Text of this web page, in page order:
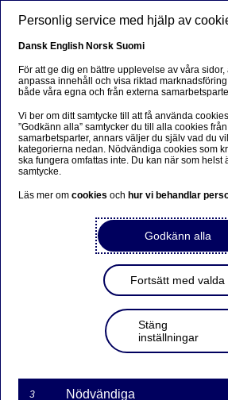
Nordisk
förpassar
I nära samarbete med svenska
danska företaget Ellepot utvecklat
hjälpa till att minska både
bekämpningsmedel och plast i
Ellepot kan användas för att
därmed en lösning på en av alla
världen står inför.
Personlig service med hjälp av
Dansk English Norsk Suomi
För att ge dig en bättre upplevelse av våra
anpassa innehåll och visa riktad
både våra egna och från externa
Vi ber om ditt samtycke till att få använda
”Godkänn alla” samtycker du till alla cookies
samarbetsparter, annars väljer du själv vad du
kategorierna nedan. Nödvändiga cookies som
ska fungera omfattas inte. Du kan när som helst
samtycke.
Läs mer omcookiesoch hur vi behandlar
Godkänn alla
Fortsätt med valda
Stäng
inställningar
3 Nödvändiga